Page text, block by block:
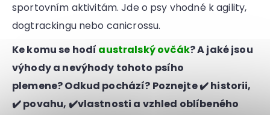
sportovním aktivitám. Jde o psy vhodné k agility,
dogtrackingu nebo canicrossu.
Ke komu se hodí australský ovčák? A jaké jsou
výhody a nevýhody tohoto psího
plemene? Odkud pochází? Poznejte ✔️ historii,
✔️ povahu, ✔️vlastnosti a vzhled oblíbeného